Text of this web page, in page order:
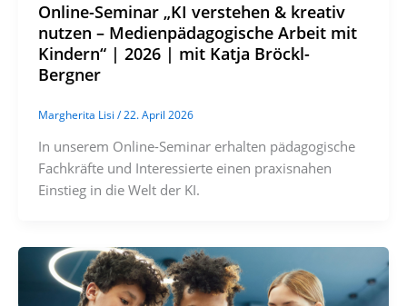
Online-Seminar „KI verstehen & kreativ
nutzen – Medienpädagogische Arbeit mit
Kindern“ | 2026 | mit Katja Bröckl-
Bergner
Margherita Lisi /22. April 2026
In unserem Online-Seminar erhalten pädagogische
Fachkräfte und Interessierte einen praxisnahen
Einstieg in die Welt der KI.